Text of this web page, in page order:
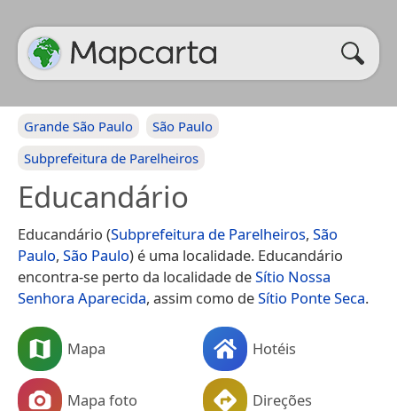
Grande São Paulo
São Paulo
Subprefeitura de Parelheiros
Educandário
Educandário (Subprefeitura de Parelheiros, São
Paulo, São Paulo) é uma localidade. Educandário
encontra-se perto da localidade deSítio Nossa
Senhora Aparecida, assim como deSítio Ponte Seca.
Mapa Hotéis
Mapa foto Direções